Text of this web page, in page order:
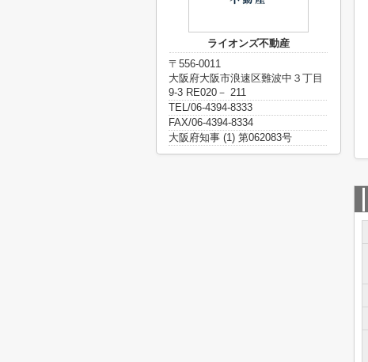
ライオンズ不動産
〒556-0011
大阪府大阪市浪速区難波中３丁目
9-3 RE020－ 211
TEL/06-4394-8333
FAX/06-4394-8334
大阪府知事 (1) 第062083号